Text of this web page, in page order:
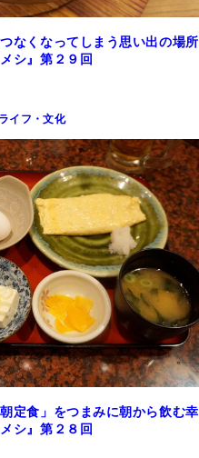
なくなってしまう思い出の場所
シ』第２９回
ライフ・文化
定食」をつまみに朝から飲む幸
シ』第２８回